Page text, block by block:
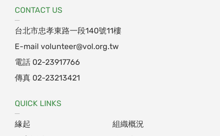
CONTACT US
台北市忠孝東路一段140號11樓
E-mail volunteer@vol.org.tw
電話 02-23917766
傳真 02-23213421
QUICK LINKS
緣起
組織概況